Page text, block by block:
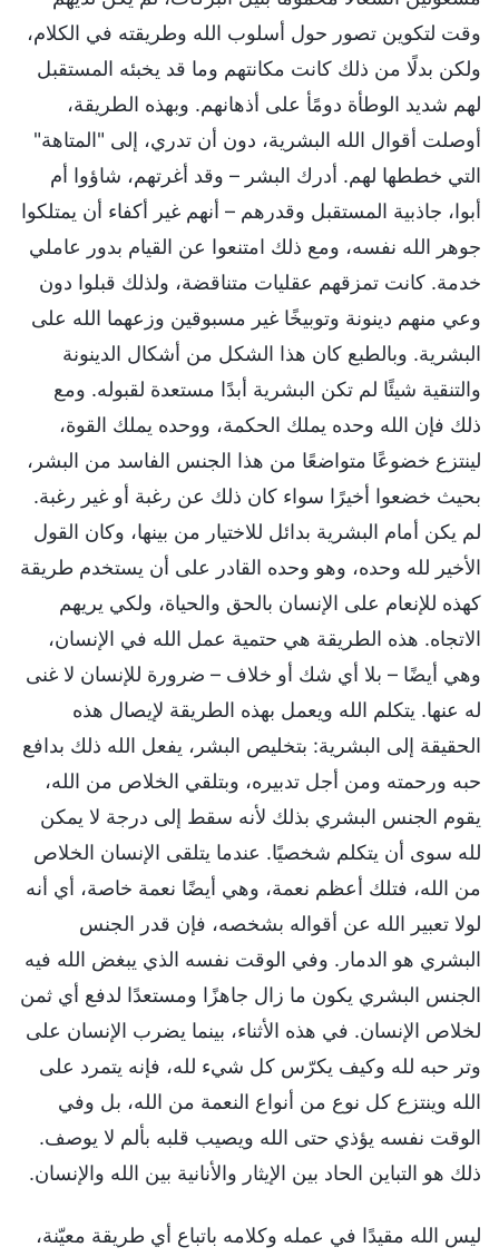
وقت لتكوين تصور حول أسلوب الله وطريقته في الكلام،
ولكن بدلًا من ذلك كانت مكانتهم وما قد يخبئه المستقبل
لهم شديد الوطأة دومًأ على أذهانهم. وبهذه الطريقة،
أوصلت أقوال الله البشرية، دون أن تدري، إلى "المتاهة"
التي خططها لهم. أدرك البشر – وقد أغرتهم، شاؤوا أم
أبوا، جاذبية المستقبل وقدرهم – أنهم غير أكفاء أن يمتلكوا
جوهر الله نفسه، ومع ذلك امتنعوا عن القيام بدور عاملي
خدمة. كانت تمزقهم عقليات متناقضة، ولذلك قبلوا دون
وعي منهم دينونة وتوبيخًا غير مسبوقين وزعهما الله على
البشرية. وبالطبع كان هذا الشكل من أشكال الدينونة
والتنقية شيئًا لم تكن البشرية أبدًا مستعدة لقبوله. ومع
ذلك فإن الله وحده يملك الحكمة، ووحده يملك القوة،
لينتزع خضوعًا متواضعًا من هذا الجنس الفاسد من البشر،
بحيث خضعوا أخيرًا سواء كان ذلك عن رغبة أو غير رغبة.
لم يكن أمام البشرية بدائل للاختيار من بينها، وكان القول
الأخير لله وحده، وهو وحده القادر على أن يستخدم طريقة
كهذه للإنعام على الإنسان بالحق والحياة، ولكي يريهم
الاتجاه. هذه الطريقة هي حتمية عمل الله في الإنسان،
وهي أيضًا – بلا أي شك أو خلاف – ضرورة للإنسان لا غنى
له عنها. يتكلم الله ويعمل بهذه الطريقة لإيصال هذه
الحقيقة إلى البشرية: بتخليص البشر، يفعل الله ذلك بدافع
حبه ورحمته ومن أجل تدبيره، وبتلقي الخلاص من الله،
يقوم الجنس البشري بذلك لأنه سقط إلى درجة لا يمكن
لله سوى أن يتكلم شخصيًا. عندما يتلقى الإنسان الخلاص
من الله، فتلك أعظم نعمة، وهي أيضًا نعمة خاصة، أي أنه
لولا تعبير الله عن أقواله بشخصه، فإن قدر الجنس
البشري هو الدمار. وفي الوقت نفسه الذي يبغض الله فيه
الجنس البشري يكون ما زال جاهزًا ومستعدًا لدفع أي ثمن
لخلاص الإنسان. في هذه الأثناء، بينما يضرب الإنسان على
وتر حبه لله وكيف يكرّس كل شيء لله، فإنه يتمرد على
الله وينتزع كل نوع من أنواع النعمة من الله، بل وفي
الوقت نفسه يؤذي حتى الله ويصيب قلبه بألم لا يوصف.
ذلك هو التباين الحاد بين الإيثار والأنانية بين الله والإنسان.
ليس الله مقيدًا في عمله وكلامه باتباع أي طريقة معيّنة،